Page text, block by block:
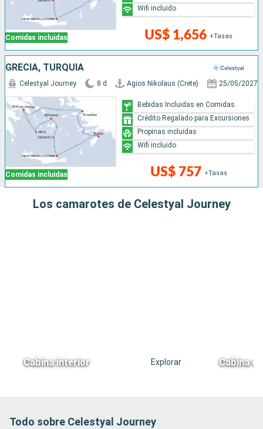
Comidas incluidas US$ 1,656 +Tasas
Wifi incluido
GRECIA, TURQUÍA
Comidas incluidas
Celestyal Journey 8 d Agios Nikolaus (Crete) 25/05/2027
US$ 757 +Tasas
Bebidas Incluidas en Comidas
Crédito Regalado para Excursiones
Propinas incluidas
Wifi incluido
Los camarotes de Celestyal Journey
Cabina interior Explorar Cabina
Todo sobre Celestyal Journey